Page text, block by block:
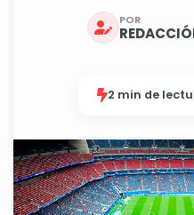
POR
2 min de